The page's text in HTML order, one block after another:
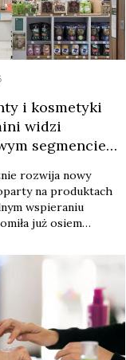
i kosmetyki
widzi
segmencie
rozwija nowy
na produktach
wspieraniu
już osiem
została
odpowiedź na
konsumentów
oraz
medycyną
znowu